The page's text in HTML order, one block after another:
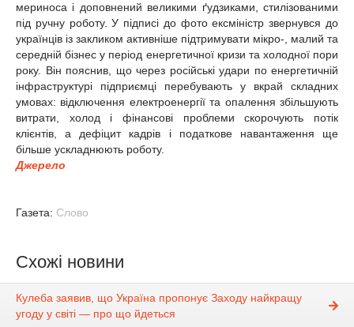
мериноса і доповнений великими ґудзиками, стилізованими
під ручну роботу. У підписі до фото ексміністр звернувся до
українців із закликом активніше підтримувати мікро-, малий та
середній бізнес у період енергетичної кризи та холодної пори
року. Він пояснив, що через російські удари по енергетичній
інфраструктурі підприємці перебувають у вкрай складних
умовах: відключення електроенергії та опалення збільшують
витрати, холод і фінансові проблеми скорочують потік
клієнтів, а дефіцит кадрів і податкове навантаження ще
більше ускладнюють роботу.
Джерело
Газета: Слово
Схожі новини
Кулеба заявив, що Україна пропонує Заходу найкращу
угоду у світі — про що йдеться